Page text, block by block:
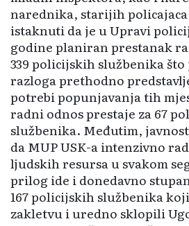
nare­dnika, starijih
istaknuti da je u Upravi
godine planiran prestanak
339 policijskih službenika što
razloga prethodno
potrebi popunjavanja tih
radni odnos prestaje za 67
službenika. Međutim,
da MUP USK-a intenzivno
ljudskih resursa u svakom
prilog ide i donedavno
167 policijskih službenika
zakletvu i uredno sklopili